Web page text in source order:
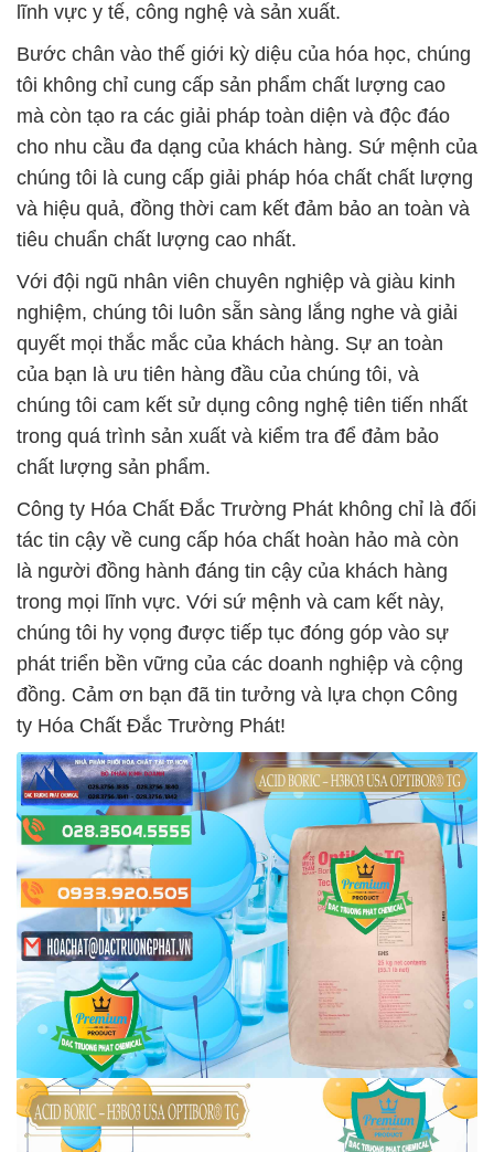
lĩnh vực y tế, công nghệ và sản xuất.
Bước chân vào thế giới kỳ diệu của hóa học, chúng
tôi không chỉ cung cấp sản phẩm chất lượng cao
mà còn tạo ra các giải pháp toàn diện và độc đáo
cho nhu cầu đa dạng của khách hàng. Sứ mệnh của
chúng tôi là cung cấp giải pháp hóa chất chất lượng
và hiệu quả, đồng thời cam kết đảm bảo an toàn và
tiêu chuẩn chất lượng cao nhất.
Với đội ngũ nhân viên chuyên nghiệp và giàu kinh
nghiệm, chúng tôi luôn sẵn sàng lắng nghe và giải
quyết mọi thắc mắc của khách hàng. Sự an toàn
của bạn là ưu tiên hàng đầu của chúng tôi, và
chúng tôi cam kết sử dụng công nghệ tiên tiến nhất
trong quá trình sản xuất và kiểm tra để đảm bảo
chất lượng sản phẩm.
Công ty Hóa Chất Đắc Trường Phát không chỉ là đối
tác tin cậy về cung cấp hóa chất hoàn hảo mà còn
là người đồng hành đáng tin cậy của khách hàng
trong mọi lĩnh vực. Với sứ mệnh và cam kết này,
chúng tôi hy vọng được tiếp tục đóng góp vào sự
phát triển bền vững của các doanh nghiệp và cộng
đồng. Cảm ơn bạn đã tin tưởng và lựa chọn Công
ty Hóa Chất Đắc Trường Phát!